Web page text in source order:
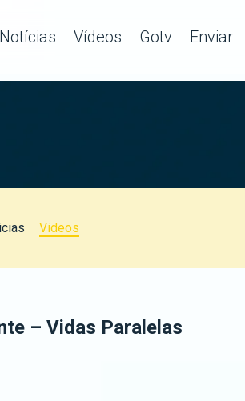
Notícias Vídeos Gotv Enviar
Videos
– Vidas Paralelas